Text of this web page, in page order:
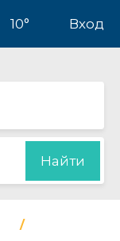
10° Вход
Найти